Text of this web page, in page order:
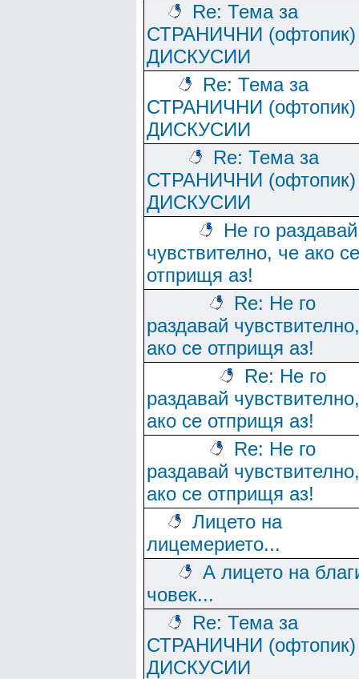
Re: Тема за
СТРАНИЧНИ (офтопик)
ДИСКУСИИ
Re: Тема за
СТРАНИЧНИ (офтопик)
ДИСКУСИИ
Re: Тема за
СТРАНИЧНИ (офтопик)
ДИСКУСИИ
Не го раздавай
чувствително, че ако се
отприщя аз!
Re: Не го
раздавай
ако се отприщя аз!
Re: Не го
раздавай
ако се отприщя аз!
Re: Не го
раздавай
ако се отприщя аз!
Лицето на
лицемерието...
А лицето на
човек...
Re: Тема за
СТРАНИЧНИ (офтопик)
ДИСКУСИИ